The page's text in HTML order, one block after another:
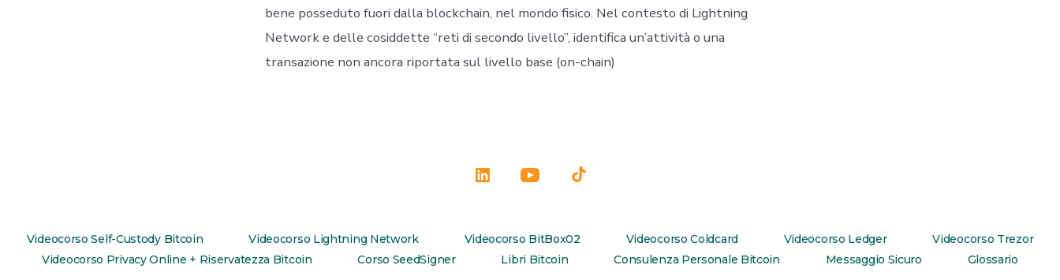
bene posseduto fuori dalla blockchain, nel mondo fisico. Nel contesto di Lightning
Network e delle cosiddette “reti di secondo livello”, identifica un’attività o una
transazione non ancora riportata sul livello base (on-chain)
Apri
in
una
Apri
in
una
Apri
in
Videocorso Self-Custody Bitcoin Videocorso Lightning Network Videocorso BitBox02 Videocorso Coldcard Videocorso Ledger
Videocorso Trezor
Videocorso Privacy Online + Riservatezza Bitcoin
Corso SeedSigner Libri Bitcoin Consulenza Personale Bitcoin Messaggio Sicuro Glossario